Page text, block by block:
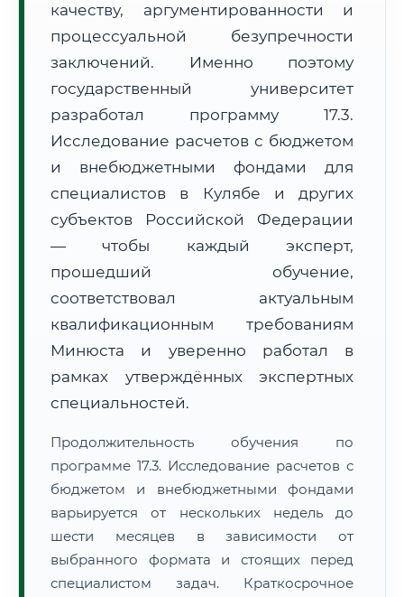
Расчет логистики оригиналов:
• Маршрут транзита:
• Экспресс-доставка СДЭК / Почтой: 3–5 рабочих дней
📜 Документы и аккредитация ФИС ФРДО
Нажмите на документ для увеличения и просмотра
качеству, аргументированности и
процессуальной безупречности
заключений. Именно поэтому
государственный университет
разработал программу 17.3.
Исследование расчетов с бюджетом
и внебюджетными фондами для
специалистов в Кулябе и других
субъектов Российской Федерации
— чтобы каждый эксперт,
прошедший обучение,
соответствовал актуальным
квалификационным требованиям
Минюста и уверенно работал в
рамках утверждённых экспертных
специальностей.
Продолжительность обучения по
программе 17.3. Исследование расчетов с
бюджетом и внебюджетными фондами
варьируется от нескольких недель до
шести месяцев в зависимости от
выбранного формата и стоящих перед
специалистом задач. Краткосрочное